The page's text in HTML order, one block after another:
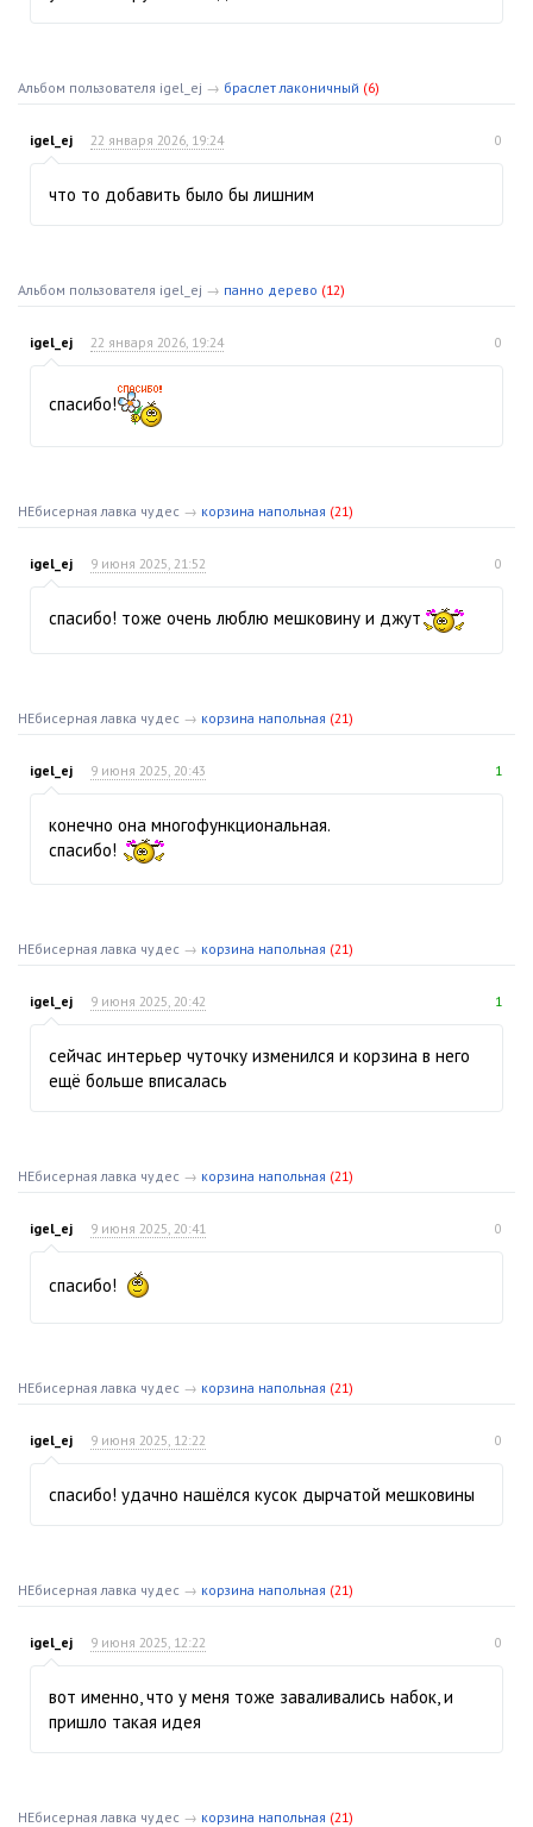
Альбом пользователя igel_ej → браслет лаконичный (6)
igel_ej 22 января 2026, 19:24 0
что то добавить было бы лишним
Альбом пользователя igel_ej → панно дерево (12)
igel_ej 22 января 2026, 19:24 0
спасибо!
НЕбисерная лавка чудес → корзина напольная (21)
igel_ej 9 июня 2025, 21:52 0
спасибо! тоже очень люблю мешковину и джут
НЕбисерная лавка чудес → корзина напольная (21)
igel_ej 9 июня 2025, 20:43 1
конечно она многофункциональная.
спасибо!
НЕбисерная лавка чудес → корзина напольная (21)
igel_ej 9 июня 2025, 20:42 1
сейчас интерьер чуточку изменился и корзина в него
ещё больше вписалась
НЕбисерная лавка чудес → корзина напольная (21)
igel_ej 9 июня 2025, 20:41 0
спасибо!
НЕбисерная лавка чудес → корзина напольная (21)
igel_ej 9 июня 2025, 12:22 0
спасибо! удачно нашёлся кусок дырчатой мешковины
НЕбисерная лавка чудес → корзина напольная (21)
igel_ej 9 июня 2025, 12:22 0
вот именно, что у меня тоже заваливались набок, и
пришло такая идея
НЕбисерная лавка чудес → корзина напольная (21)